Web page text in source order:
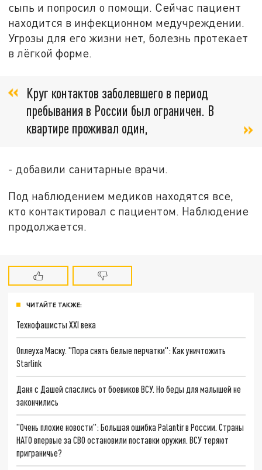
сыпь и попросил о помощи. Сейчас пациент
находится в инфекционном медучреждении.
Угрозы для его жизни нет, болезнь протекает
в лёгкой форме.
Круг контактов заболевшего в период
пребывания в России был ограничен. В
квартире проживал один,
- добавили санитарные врачи.
Под наблюдением медиков находятся все,
кто контактировал с пациентом. Наблюдение
продолжается.
ЧИТАЙТЕ ТАКЖЕ:
Технофашисты XXI века
Оплеуха Маску. "Пора снять белые перчатки": Как уничтожить
Starlink
Даня с Дашей спаслись от боевиков ВСУ. Но беды для малышей не
закончились
"Очень плохие новости": Большая ошибка Palantir в России. Страны
НАТО впервые за СВО остановили поставки оружия. ВСУ теряют
приграничье?